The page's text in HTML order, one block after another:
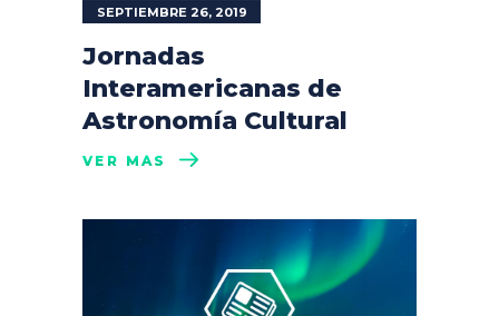
SEPTIEMBRE 26, 2019
Jornadas
Interamericanas de
Astronomía Cultural
VER MÁS